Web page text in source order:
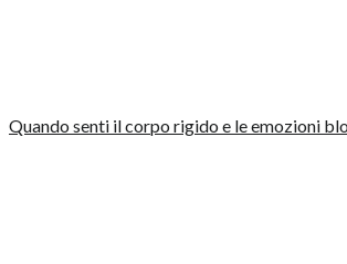
Quando senti il corpo rigido e le emozioni